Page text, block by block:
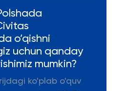
o’qishni
uchun qanday
mumkin?
ko'plab o'quv